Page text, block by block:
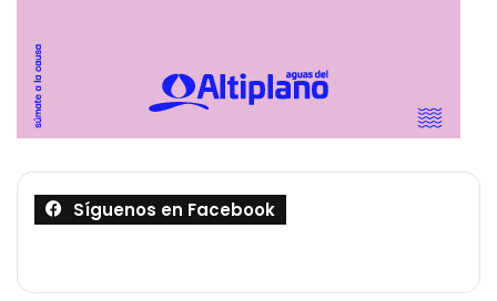
Síguenos en Facebook